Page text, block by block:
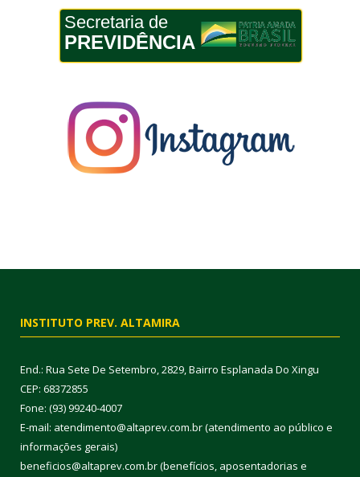
Secretaria de
PREVIDÊNCIA
INSTITUTO PREV. ALTAMIRA
End.: Rua Sete De Setembro, 2829, Bairro Esplanada Do Xingu
CEP: 68372855
Fone: (93) 99240-4007
E-mail: atendimento@altaprev.com.br (atendimento ao público e
informações gerais)
beneficios@altaprev.com.br (benefícios, aposentadorias e